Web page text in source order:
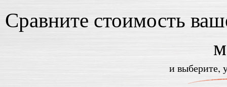
Сравните стоимость
и выберите,